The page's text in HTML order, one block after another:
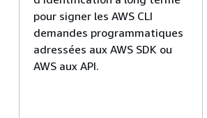
pour signer les AWS CLI
demandes programmatiques
adressées aux AWS SDK ou
AWS aux API.